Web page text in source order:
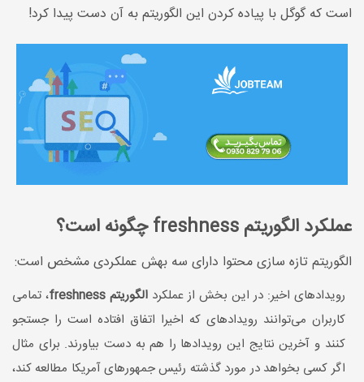
است که گوگل با پیاده کردن این الگوریتم به آن دست پیدا کرد!
عملکرد الگوریتم freshness چگونه است؟
الگوریتم تازه سازی محتوا دارای سه بهش عملکردی مشخص است:
رویداد‌های اخیر: در این بخش از عملکردالگوریتم freshness
، تمامی
کاربران می‌توانند رویداد‌های که اخیرا اتفاق افتاده است را جستجو
کنند و آخرین نتایج این رویداد‌ها را هم به دست بیاورند. برای مثال
اگر کسی بخواهد در مورد گذشته رئیس جمهور‌های آمریکا مطالعه کند،